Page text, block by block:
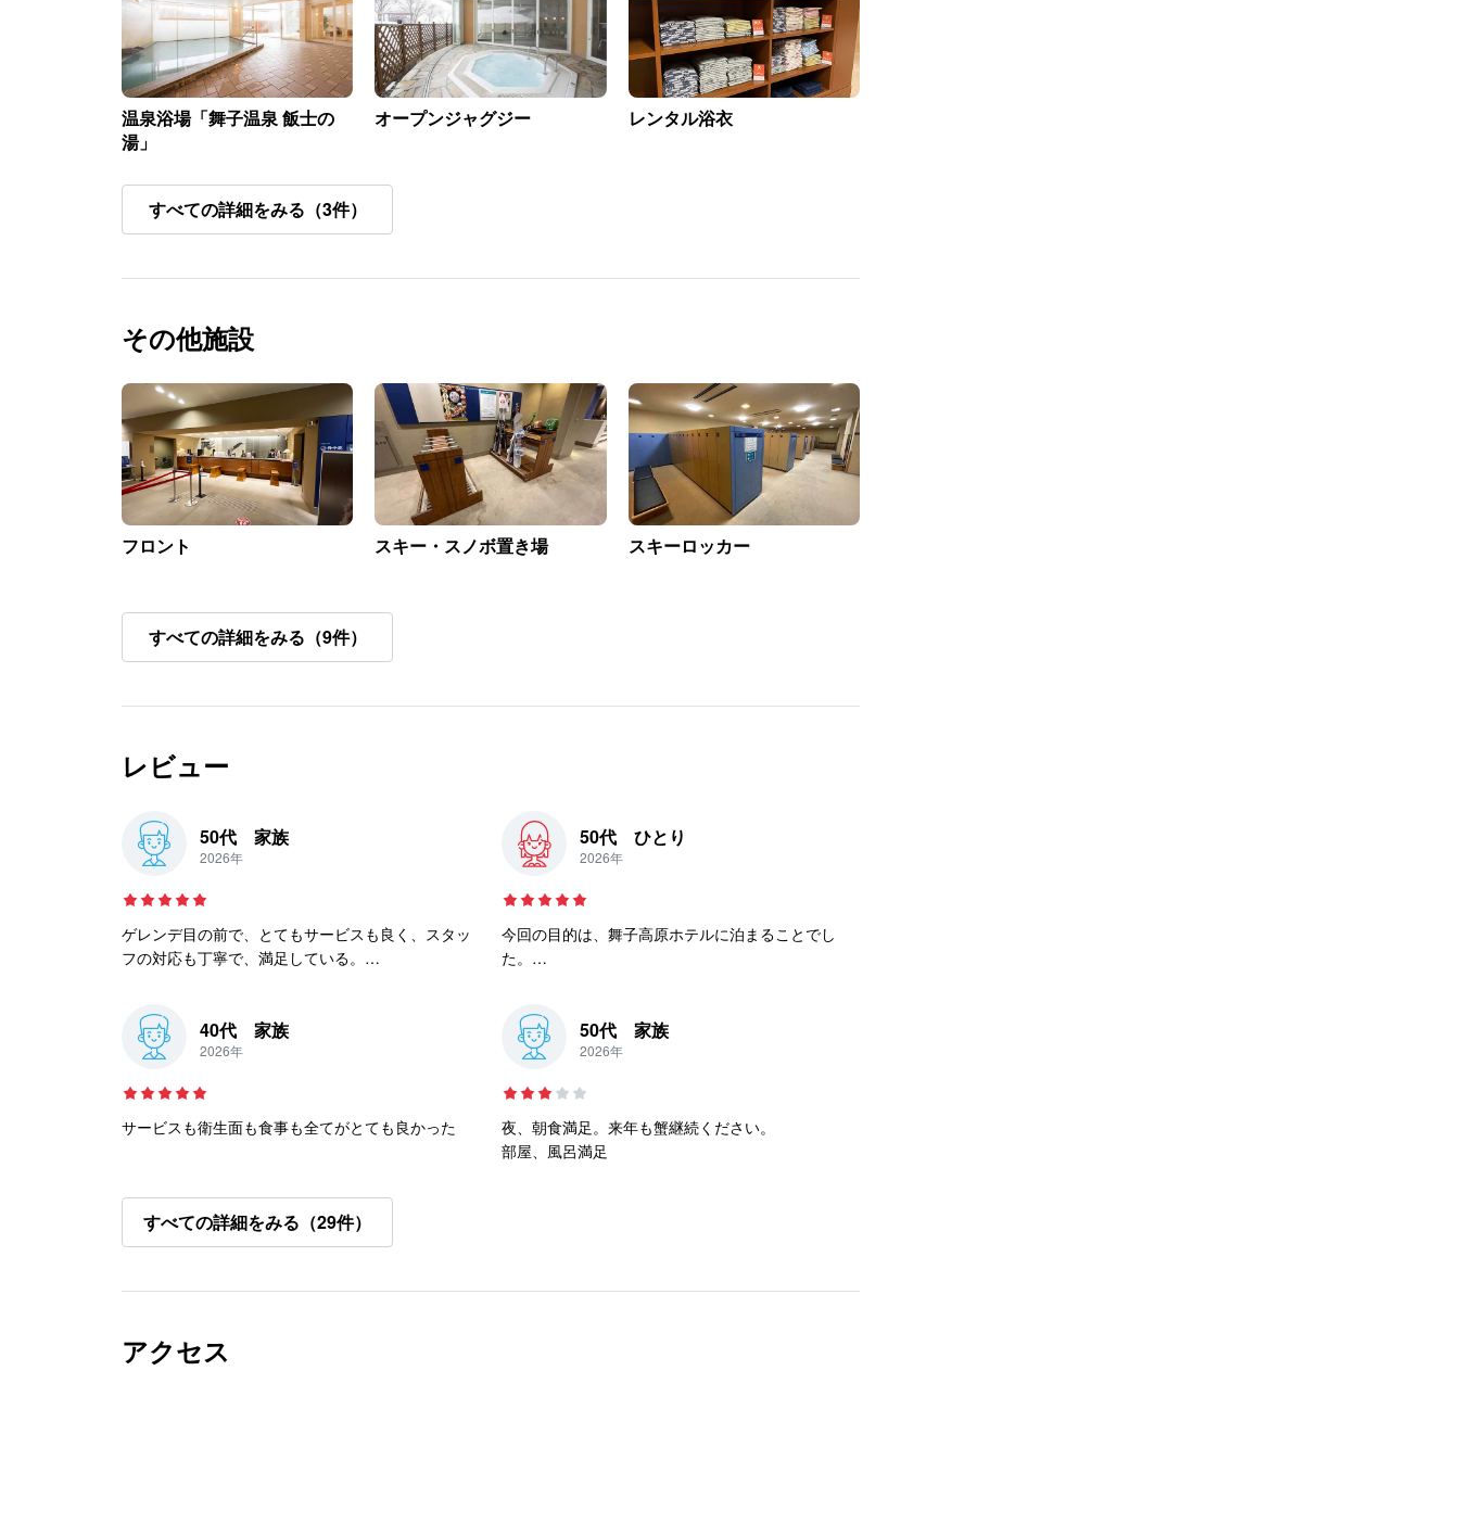
温泉浴場「舞子温泉 飯士の
湯」
オープンジャグジー レンタル浴衣
すべての詳細をみる（3件）
その他施設
フロント スキー・スノボ置き場 スキーロッカー
すべての詳細をみる（9件）
レビュー
50代 家族
2026年
ゲレンデ目の前で、とてもサービスも良く、スタッ
フの対応も丁寧で、満足している。
50代 ひとり
2026年
今回の目的は、舞子高原ホテルに泊まることでし
た。
部屋も清掃が行き届いていてとても快適。食事は、
特に美味しかったです。
ひまた宿泊したいです。
40代 家族
2026年
サービスも衛生面も食事も全てがとても良かった
50代 家族
2026年
夜、朝食満足。来年も蟹継続ください。
部屋、風呂満足
すべての詳細をみる（29件）
アクセス